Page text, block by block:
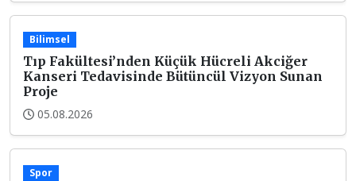
Bilimsel
Tıp Fakültesi’nden Küçük Hücreli Akciğer
Kanseri Tedavisinde Bütüncül Vizyon Sunan
Proje
05.08.2026
Spor